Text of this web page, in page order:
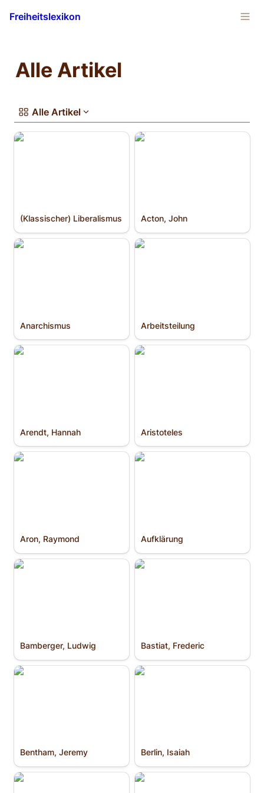
Freiheitslexikon
Alle Artikel
Alle Artikel
(Klassischer) Liberalismus
(Klassischer) Liberalismus﻿
Acton, John
Acton, John
Anarchismus
Anarchismus
Arbeitsteilung
Arbeitsteilung
Arendt, Hannah
Arendt, Hannah
Aristoteles
Aristoteles
Aron, Raymond
Aron, Raymond
Aufklärung
Aufklärung
Bamberger, Ludwig
Bamberger, Ludwig
Bastiat, Frederic
Bastiat, Frederic
Bentham, Jeremy
Bentham, Jeremy
Berlin, Isaiah
Berlin, Isaiah
Blockchain Bolívar, Símon